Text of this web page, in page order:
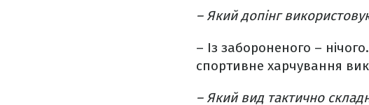
– Який допінг
– Із забороненого –
спортивне харчування
– Який вид тактично